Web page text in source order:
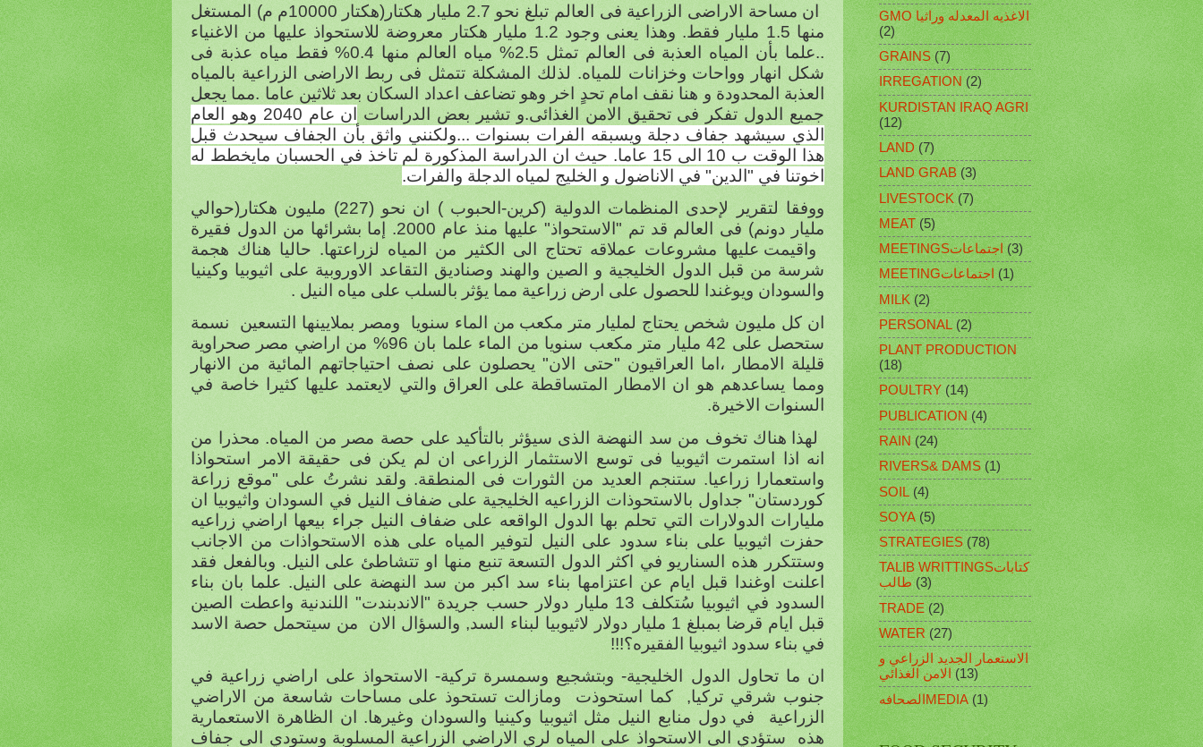
ان مساحة الاراضى الزراعية فى العالم تبلغ نحو 2.7 مليار هكتار(هكتار 10000م م) المستغل
منها 1.5 مليار فقط. وهذا يعنى وجود 1.2 مليار هكتار معروضة للاستحواذ عليها من الاغنياء
..علما بأن المياه العذبة فى العالم تمثل 2.5% مياه العالم منها 0.4% فقط مياه عذبة فى
شكل انهار وواحات وخزانات للمياه. لذلك المشكلة تتمثل فى ربط الاراضى الزراعية بالمياه
العذبة المحدودة و هنا نقف امام تحدٍ اخر وهو تضاعف اعداد السكان بعد ثلاثين عاما .مما يجعل
جميع الدول تفكر فى تحقيق الامن الغذائى.و تشير بعض الدراسات
ان عام 2040 وهو العام
الذي سيشهد جفاف دجلة ويسبقه الفرات بسنوات ...ولكنني واثق بأن الجفاف سيحدث قبل
هذا الوقت ب 10 الى 15 عاما. حيث ان الدراسة المذكورة لم تاخذ في الحسبان مايخطط له
اخوتنا في "الدين" في الاناضول و الخليج لمياه الدجلة والفرات.
ووفقا لتقرير لإحدى المنظمات الدولية (كرين-الحبوب ) ان نحو (227) مليون هكتار(حوالي
مليار دونم) فى العالم قد تم "الاستحواذ" عليها منذ عام 2000. إما بشرائها من الدول فقيرة
واقيمت عليها مشروعات عملاقه تحتاج الى الكثير من المياه لزراعتها. حاليا هناك هجمة
شرسة من قبل الدول الخليجية و الصين والهند وصناديق التقاعد الاوروبية على اثيوبيا وكينيا
والسودان ويوغندا للحصول على ارض زراعية مما يؤثر بالسلب على مياه النيل .
ان كل مليون شخص يحتاج لمليار متر مكعب من الماء سنويا
ومصر بملايينها التسعين
نسمة
ستحصل على 42 مليار متر مكعب سنويا من الماء علما بان 96% من اراضي مصر صحراوية
قليلة الامطار ،اما العراقيون "حتى الان" يحصلون على نصف احتياجاتهم المائية من الانهار
ومما يساعدهم هو ان الامطار المتساقطة على العراق والتي لايعتمد عليها كثيرا خاصة في
السنوات الاخيرة.
لهذا هناك تخوف من سد النهضة الذى سيؤثر بالتأكيد على حصة مصر من المياه. محذرا من
انه اذا استمرت اثيوبيا فى توسع الاستثمار الزراعى ان لم يكن فى حقيقة الامر استحواذا
واستعمارا زراعيا. ستنجم العديد من الثورات فى المنطقة. ولقد نشرتُ على "موقع زراعة
كوردستان" جداول بالاستحوذات الزراعيه الخليجية على ضفاف النيل في السودان واثيوبيا ان
مليارات الدولارات التي تحلم بها الدول الواقعه على ضفاف النيل جراء بيعها اراضي زراعيه
حفزت اثيوبيا على بناء سدود على النيل لتوفير المياه على هذه الاستحواذات من الاجانب
وستتكرر هذه السناريو في اكثر الدول التسعة تنبع منها او تتشاطئ على النيل. وبالفعل فقد
اعلنت اوغندا قبل ايام عن اعتزامها بناء سد اكبر من سد النهضة على النيل. علما بان بناء
السدود في اثيوبيا سُتكلف 13 مليار دولار حسب جريدة "الاندبندت" اللندنية واعطت الصين
قبل ايام قرضا بمبلغ 1 مليار دولار لاثيوبيا لبناء السد, والسؤال الان
من سيتحمل حصة الاسد
في بناء سدود اثيوبيا الفقيره؟!!!
ان ما تحاول الدول الخليجية- وبتشجيع وسمسرة تركية- الاستحواذ على اراضي زراعية في
جنوب شرقي تركيا,
كما استحوذت
ومازالت تستحوذ على مساحات شاسعة من الاراضي
الزراعية
في دول منابع النيل مثل اثيوبيا وكينيا والسودان وغيرها. ان الظاهرة الاستعمارية
هذه
ستؤدي الى الاستحواذ على المياه لري الاراضي الزراعية المسلوبة وستودي الى جفاف
GMO الاغذيه المعدله وراثيا
(2)
GRAINS (7)
IRREGATION (2)
KURDISTAN IRAQ AGRI
(12)
LAND (7)
LAND GRAB (3)
LIVESTOCK (7)
MEAT (5)
MEETINGSاجتماعات (3)
MEETINGاجتماعات (1)
MILK (2)
PERSONAL (2)
PLANT PRODUCTION
(18)
POULTRY (14)
PUBLICATION (4)
RAIN (24)
RIVERS& DAMS (1)
SOIL (4)
SOYA (5)
STRATEGIES (78)
TALIB WRITTINGSكتابات
طالب (3)
TRADE (2)
WATER (27)
الاستعمار الجديد الزراعي و
الامن الغذائي (13)
الصحافهMEDIA (1)